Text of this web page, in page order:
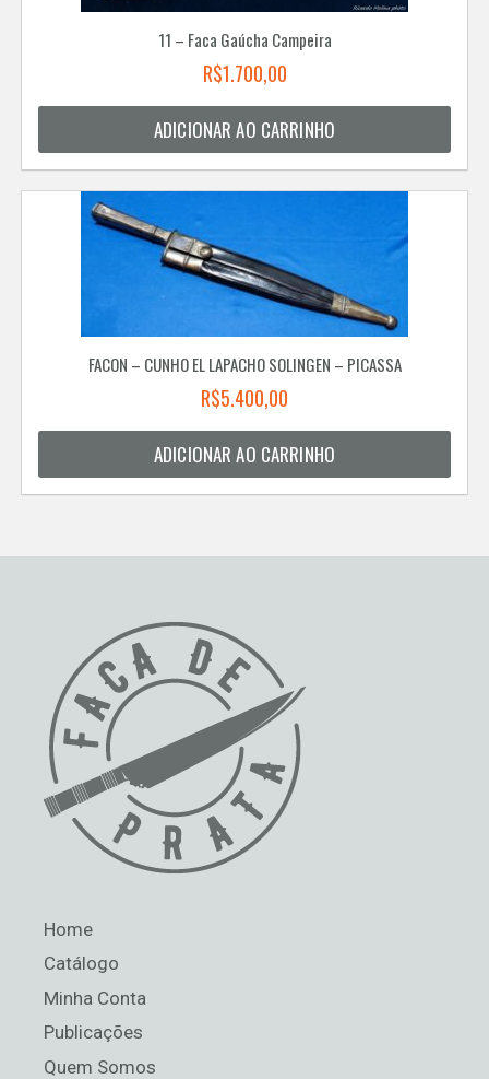
11 – Faca Gaúcha Campeira
R$1.700,00
ADICIONAR AO CARRINHO
FACON – CUNHO EL LAPACHO SOLINGEN – PICASSA
R$5.400,00
ADICIONAR AO CARRINHO
Home
Catálogo
Minha Conta
Publicações
Quem Somos